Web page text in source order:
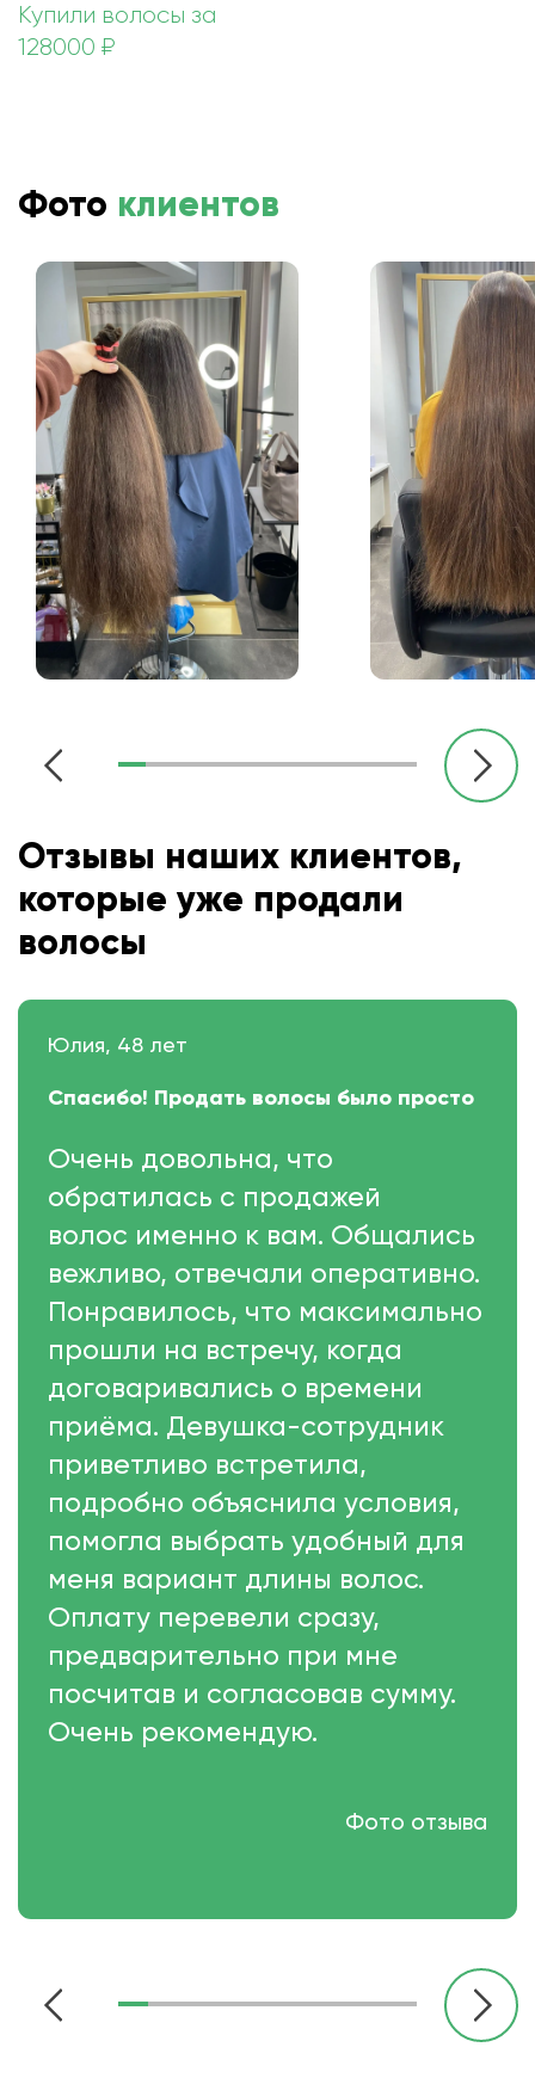
Купили волосы за
128000 ₽
Фото клиентов
Отзывы наших клиентов,
которые уже продали
волосы
Юлия, 48 лет
Спасибо! Продать волосы было просто
Очень довольна, что
обратилась с продажей
волос именно к вам. Общались
вежливо, отвечали оперативно.
Понравилось, что максимально
прошли на встречу, когда
договаривались о времени
приёма. Девушка-сотрудник
приветливо встретила,
подробно объяснила условия,
помогла выбрать удобный для
меня вариант длины волос.
Оплату перевели сразу,
предварительно при мне
посчитав и согласовав сумму.
Очень рекомендую.
Фото отзыва